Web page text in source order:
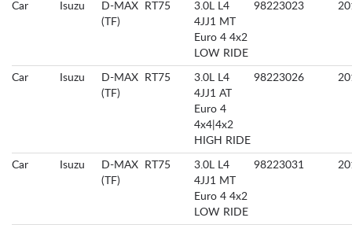
Car Isuzu
D-MAX
(TF)
RT75
3.0L L4
4JJ1 MT
Euro 4 4x2
LOW RIDE
98223023
Car Isuzu
D-MAX
(TF)
RT75
3.0L L4
4JJ1 AT
Euro 4
4x4|4x2
HIGH RIDE
98223026
Car Isuzu
D-MAX
(TF)
RT75
3.0L L4
4JJ1 MT
Euro 4 4x2
LOW RIDE
98223031